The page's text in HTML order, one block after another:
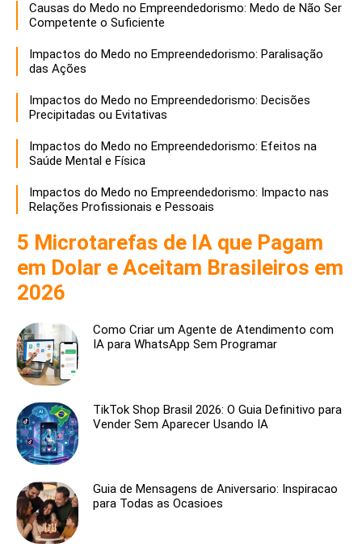
Causas do Medo no Empreendedorismo: Medo de Não Ser
Competente o Suficiente
Impactos do Medo no Empreendedorismo: Paralisação
das Ações
Impactos do Medo no Empreendedorismo: Decisões
Precipitadas ou Evitativas
Impactos do Medo no Empreendedorismo: Efeitos na
Saúde Mental e Física
Impactos do Medo no Empreendedorismo: Impacto nas
Relações Profissionais e Pessoais
5 Microtarefas de IA que Pagam
em Dolar e Aceitam Brasileiros em
2026
Como Criar um Agente de Atendimento com
IA para WhatsApp Sem Programar
TikTok Shop Brasil 2026: O Guia Definitivo para
Vender Sem Aparecer Usando IA
Guia de Mensagens de Aniversario: Inspiracao
para Todas as Ocasioes